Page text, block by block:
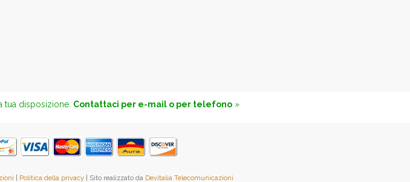
tua disposizione. Contattaci per e-mail o per telefono »
Politica della privacy | Sito realizzato da Devitalia Telecomunicazioni